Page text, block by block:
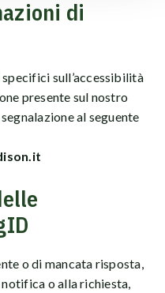
di
sull’accessibilità
presente sul nostro
al seguente
o di mancata risposta,
o alla richiesta,